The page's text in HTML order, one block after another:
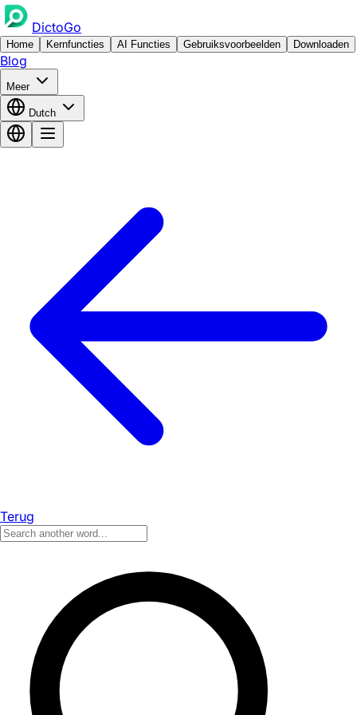
DictoGo
Home Kernfuncties AI Functies Gebruiksvoorbeelden Downloaden
Blog
Meer
Dutch
Terug